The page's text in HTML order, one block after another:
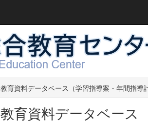
教育資料データベース（学習指導案・年間指導
教育資料データベース